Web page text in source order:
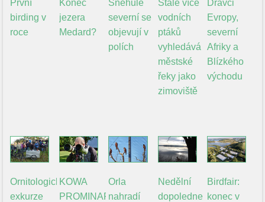
První
birding v
roce
Konec
jezera
Medard?
Sněhule
severní se
objevují v
polích
Stále více
vodních
ptáků
vyhledává
městské
řeky jako
zimoviště
Dravci
Evropy,
severní
Afriky a
Blízkého
východu
Ornitologické
exkurze
KOWA
PROMINAR
Orla
nahradí
Nedělní
dopoledne
Birdfair:
konec v